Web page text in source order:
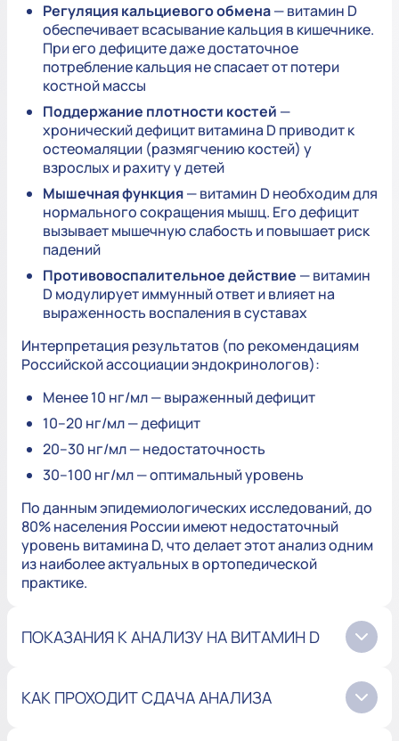
Регуляция кальциевого обмена— витамин D
обеспечивает всасывание кальция в кишечнике.
При его дефиците даже достаточное
потребление кальция не спасает от потери
костной массы
Поддержание плотности костей —
хронический дефицит витамина D приводит к
остеомаляции (размягчению костей) у
взрослых и рахиту у детей
Мышечная функция— витамин D необходим для
нормального сокращения мышц. Его дефицит
вызывает мышечную слабость и повышает риск
падений
Противовоспалительное действие — витамин
D модулирует иммунный ответ и влияет на
выраженность воспаления в суставах
Интерпретация результатов (по рекомендациям
Российской ассоциации эндокринологов):
Менее 10 нг/мл — выраженный дефицит
10–20 нг/мл — дефицит
20–30 нг/мл — недостаточность
30–100 нг/мл — оптимальный уровень
По данным эпидемиологических исследований, до
80% населения России имеют недостаточный
уровень витамина D, что делает этот анализ одним
из наиболее актуальных в ортопедической
практике.
ПОКАЗАНИЯ К АНАЛИЗУ НА ВИТАМИН D
КАК ПРОХОДИТ СДАЧА АНАЛИЗА